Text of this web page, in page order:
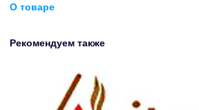
О товаре
Рекомендуем также